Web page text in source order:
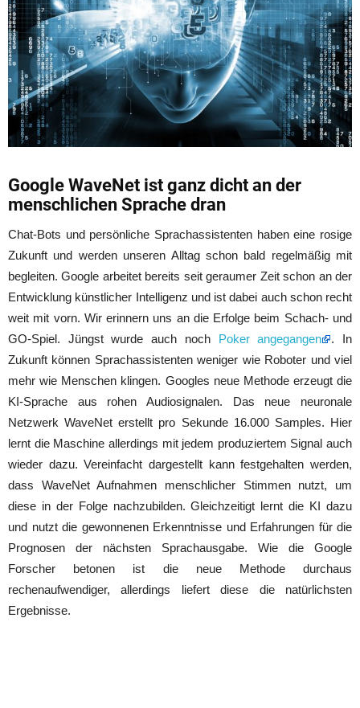
Google WaveNet ist ganz dicht an der
menschlichen Sprache dran
Chat-Bots und persönliche Sprachassistenten haben eine rosige
Zukunft und werden unseren Alltag schon bald regelmäßig mit
begleiten. Google arbeitet bereits seit geraumer Zeit schon an der
Entwicklung künstlicher Intelligenz und ist dabei auch schon recht
weit mit vorn. Wir erinnern uns an die Erfolge beim Schach- und
GO-Spiel. Jüngst wurde auch noch Poker angegangen
. In
Zukunft können Sprachassistenten weniger wie Roboter und viel
mehr wie Menschen klingen. Googles neue Methode erzeugt die
KI-Sprache aus rohen Audiosignalen. Das neue neuronale
Netzwerk WaveNet erstellt pro Sekunde 16.000 Samples. Hier
lernt die Maschine allerdings mit jedem produziertem Signal auch
wieder dazu. Vereinfacht dargestellt kann festgehalten werden,
dass WaveNet Aufnahmen menschlicher Stimmen nutzt, um
diese in der Folge nachzubilden. Gleichzeitigt lernt die KI dazu
und nutzt die gewonnenen Erkenntnisse und Erfahrungen für die
Prognosen der nächsten Sprachausgabe. Wie die Google
Forscher betonen ist die neue Methode durchaus
rechenaufwendiger, allerdings liefert diese die natürlichsten
Ergebnisse.